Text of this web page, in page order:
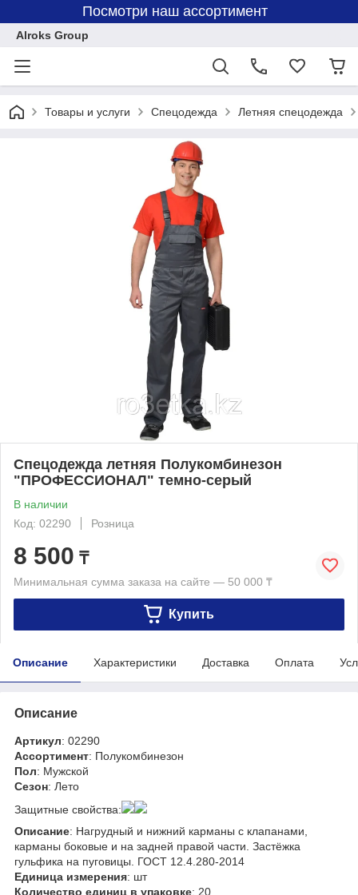
Посмотри наш ассортимент
Alroks Group
Товары и услуги Спецодежда Летняя спецодежда
Спецодежда летняя Полукомбинезон
"ПРОФЕССИОНАЛ" темно-серый
В наличии
Код: 02290
Розница
8 500 ₸
Минимальная сумма заказа на сайте — 50 000 ₸
Купить
Описание Характеристики Доставка Оплата
Описание
Артикул: 02290
Ассортимент: Полукомбинезон
Пол: Мужской
Сезон: Лето
Защитные свойства:
Описание: Нагрудный и нижний карманы с клапанами,
карманы боковые и на задней правой части. Застёжка
гульфика на пуговицы. ГОСТ 12.4.280-2014
Единица измерения: шт
Количество единиц в упаковке: 20